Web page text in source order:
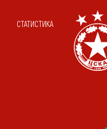
СТАТИСТИКА